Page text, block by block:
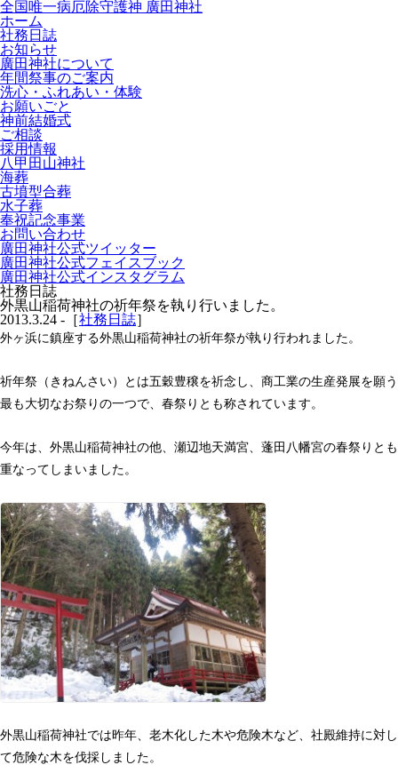
全国唯一病厄除守護神 廣田神社
ホーム
社務日誌
お知らせ
廣田神社について
年間祭事のご案内
洗心・ふれあい・体験
お願いごと
神前結婚式
ご相談
採用情報
八甲田山神社
海葬
古墳型合葬
水子葬
奉祝記念事業
お問い合わせ
廣田神社公式ツイッター
廣田神社公式フェイスブック
廣田神社公式インスタグラム
社務日誌
外黒山稲荷神社の祈年祭を執り行いました。
2013.3.24 -［社務日誌］
外ヶ浜に鎮座する外黒山稲荷神社の祈年祭が執り行われました。
祈年祭（きねんさい）とは五穀豊穣を祈念し、商工業の生産発展を願う
最も大切なお祭りの一つで、春祭りとも称されています。
今年は、外黒山稲荷神社の他、瀬辺地天満宮、蓬田八幡宮の春祭りとも
重なってしまいました。
外黒山稲荷神社では昨年、老木化した木や危険木など、社殿維持に対し
て危険な木を伐採しました。